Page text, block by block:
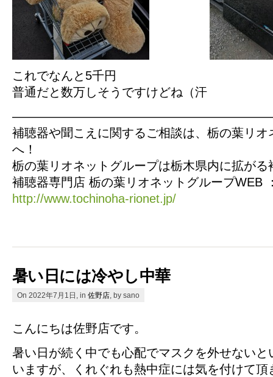
これでなんと5千円
普通だと数万しそうですけどね（汗
補聴器や聞こえに関するご相談は、栃の葉リオ
へ！
栃の葉リオネットグループは栃木県内に拡がる
補聴器専門店 栃の葉リオネットグループWEB
http://www.tochinoha-rionet.jp/
暑い日には冷やし中華
On 2022年7月1日, in 佐野店 , by sano
こんにちは佐野店です。
暑い日が続く中でも心配でマスクを外せない
いますが、くれぐれも熱中症には気を付けて